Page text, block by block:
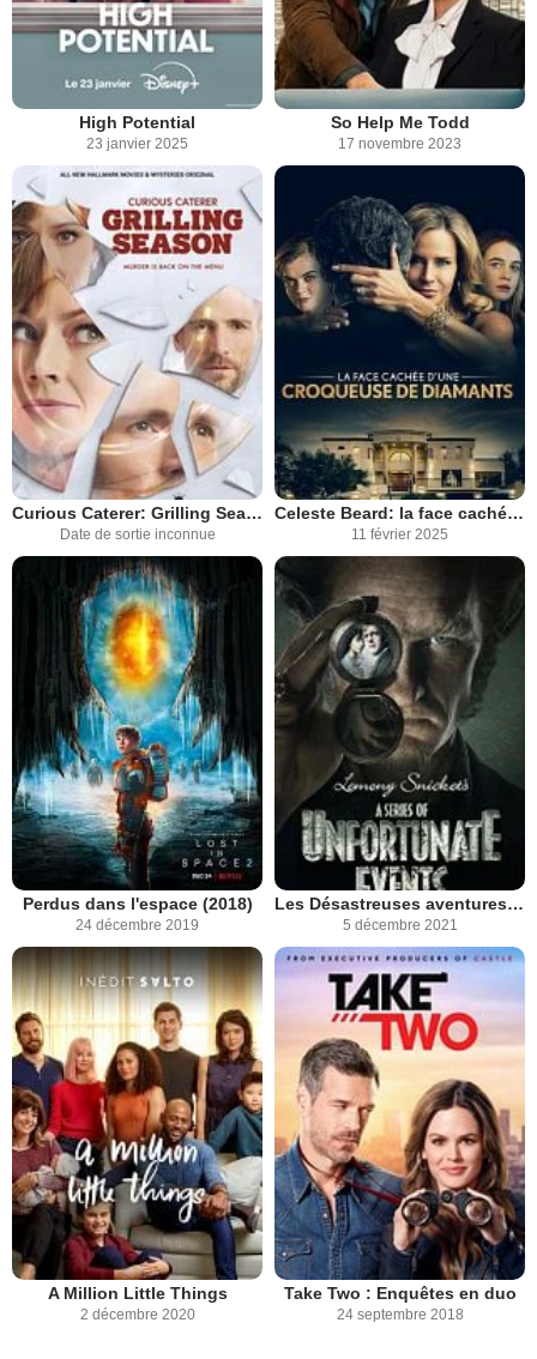
High Potential
23 janvier 2025
So Help Me Todd
17 novembre 2023
Curious Caterer: Grilling Season
Date de sortie inconnue
Celeste Beard: la face cachée d'une croqueuse de diamants
11 février 2025
Perdus dans l'espace (2018)
24 décembre 2019
Les Désastreuses aventures des orphelins Baudelaire
5 décembre 2021
A Million Little Things
2 décembre 2020
Take Two : Enquêtes en duo
24 septembre 2018